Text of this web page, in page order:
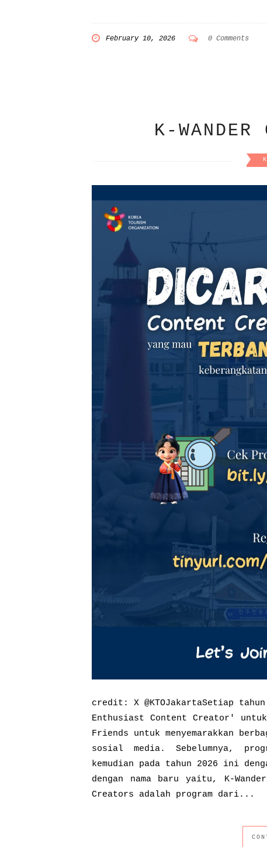
February 10, 2026 0 Comments
K-WANDER
credit: X @KTOJakartaSetiap
Enthusiast Content Creator'
Friends untuk menyemarakkan
sosial media. Sebelumnya,
kemudian pada tahun 2026 ini
dengan nama baru yaitu, K-
Creators adalah program dari...